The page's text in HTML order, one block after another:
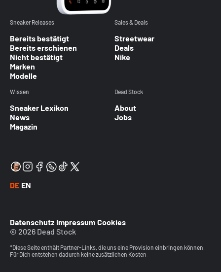
Sneaker Releases
Bereits bestätigt
Bereits erschienen
Nicht bestätigt
Marken
Modelle
Sales & Deals
Streetwear
Deals
Nike
Wissen
Sneaker Lexikon
News
Magazin
Dead Stock
About
Jobs
DE EN
Datenschutz Impressum Cookies
© 2026 Dead Stock
*Diese Seite enthält Partner-Links, die uns eine Provision einbringen können.
Für Dich entstehen dadurch keine zusätzlichen Kosten.